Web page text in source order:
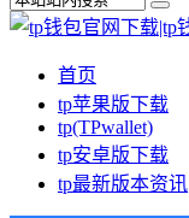
首页
tp苹果版下载
tp(TPwallet)
tp安卓版下载
tp最新版本资讯